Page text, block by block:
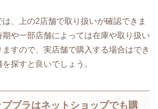
、上の2店舗で取り扱いが確認できま
期や一部店舗によっては在庫や取り扱い
すので、実店舗で購入する場合はでき
探すと良いでしょう。
ブラはネットショップでも購